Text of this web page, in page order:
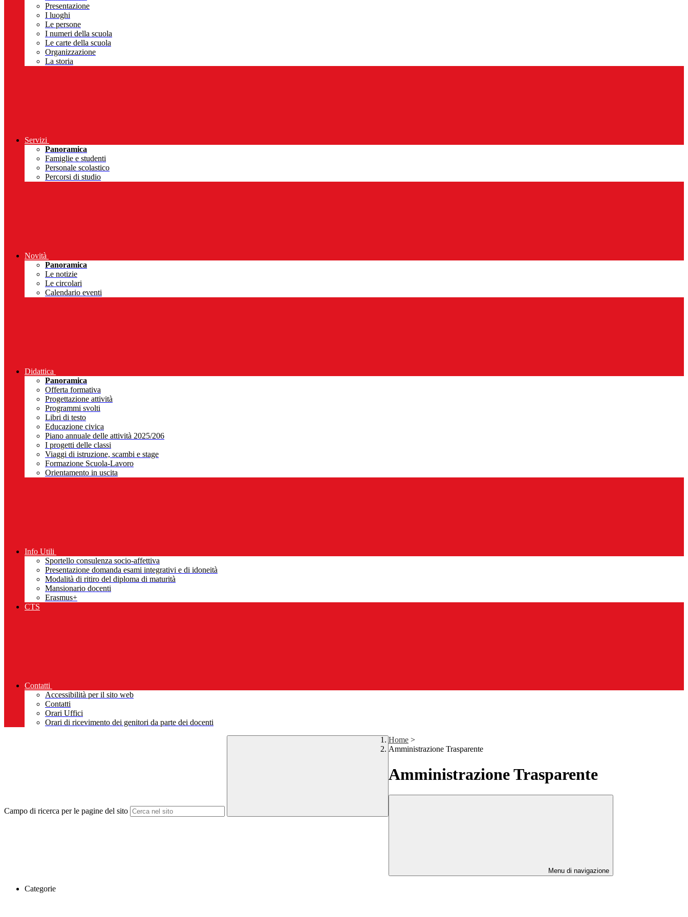
Presentazione
I luoghi
Le persone
I numeri della scuola
Le carte della scuola
Organizzazione
La storia
Servizi
Panoramica
Famiglie e studenti
Personale scolastico
Percorsi di studio
Novità
Panoramica
Le notizie
Le circolari
Calendario eventi
Didattica
Panoramica
Offerta formativa
Progettazione attività
Programmi svolti
Libri di testo
Educazione civica
Piano annuale delle attività 2025/206
I progetti delle classi
Viaggi di istruzione, scambi e stage
Formazione Scuola-Lavoro
Orientamento in uscita
Info Utili
Sportello consulenza socio-affettiva
Presentazione domanda esami integrativi e di idoneità
Modalità di ritiro del diploma di maturità
Mansionario docenti
Erasmus+
CTS
Contatti
Accessibilità per il sito web
Contatti
Orari Uffici
Orari di ricevimento dei genitori da parte dei docenti
Campo di ricerca per le pagine del sito
Home >
Amministrazione Trasparente
Amministrazione Trasparente
Menu di navigazione
Categorie